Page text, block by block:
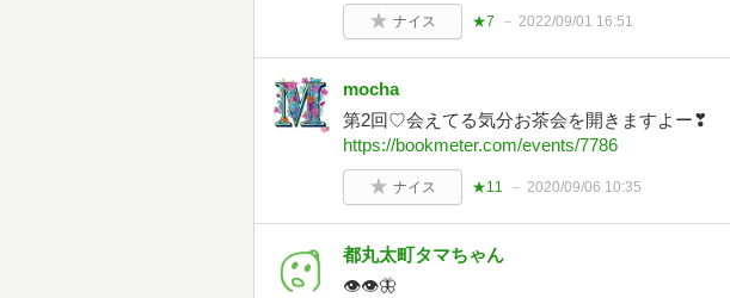
ナイス ★7 2022/09/01 16:51
mocha
第2回♡会えてる気分お茶会を開きますよー❣
https://bookmeter.com/events/7786
ナイス ★11 2020/09/06 10:35
都丸太町タマちゃん
👁👁🦋